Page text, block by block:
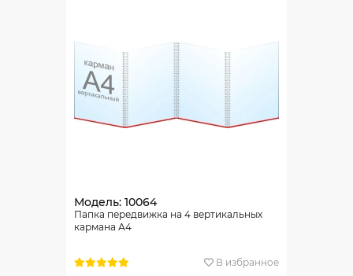
Модель: 10064
Папка передвижка на 4 вертикальных
кармана А4
В избранное